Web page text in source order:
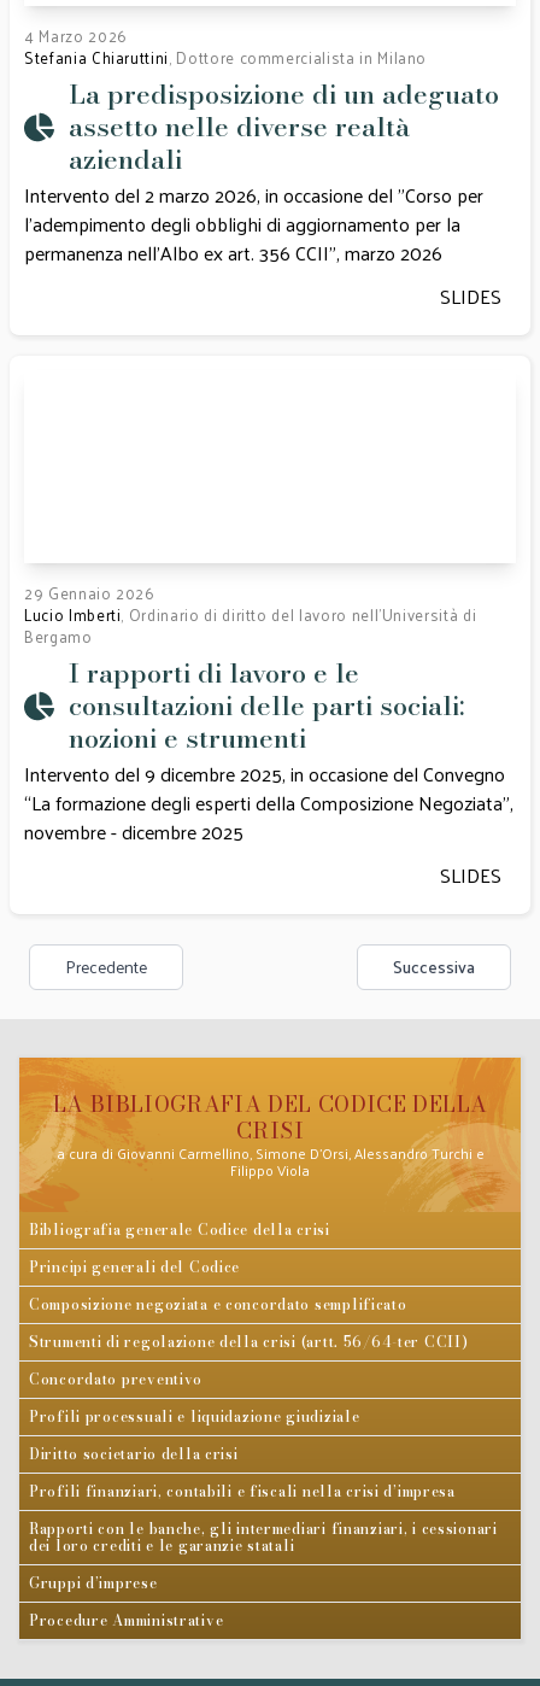
4 Marzo 2026
Stefania Chiaruttini, Dottore commercialista in Milano
La predisposizione di un adeguato
assetto nelle diverse realtà
aziendali
Intervento del 2 marzo 2026, in occasione del "Corso per
l'adempimento degli obblighi di aggiornamento per la
permanenza nell'Albo ex art. 356 CCII", marzo 2026
SLIDES
29 Gennaio 2026
Lucio Imberti, Ordinario di diritto del lavoro nell’Università di
Bergamo
I rapporti di lavoro e le
consultazioni delle parti sociali:
nozioni e strumenti
Intervento del 9 dicembre 2025, in occasione del Convegno
“La formazione degli esperti della Composizione Negoziata",
novembre - dicembre 2025
SLIDES
Precedente Successiva
LA BIBLIOGRAFIA DEL CODICE DELLA
CRISI
a cura di Giovanni Carmellino, Simone D’Orsi, Alessandro Turchi e
Filippo Viola
Bibliografia generale Codice della crisi
Principi generali del Codice
Composizione negoziata e concordato semplificato
Strumenti di regolazione della crisi (artt. 56/64-ter CCII)
Concordato preventivo
Profili processuali e liquidazione giudiziale
Diritto societario della crisi
Profili finanziari, contabili e fiscali nella crisi d’impresa
Rapporti con le banche, gli intermediari finanziari, i cessionari
dei loro crediti e le garanzie statali
Gruppi d’imprese
Procedure Amministrative